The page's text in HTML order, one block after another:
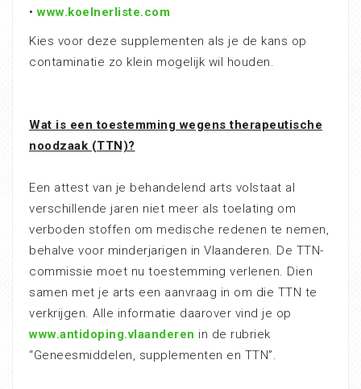
•www.koelnerliste.com
Kies voor deze supplementen als je de kans op
contaminatie zo klein mogelijk wil houden.
Wat is een toestemming wegens therapeutische
noodzaak (TTN)?
Een attest van je behandelend arts volstaat al
verschillende jaren niet meer als toelating om
verboden stoffen om medische redenen te nemen,
behalve voor minderjarigen in Vlaanderen. De TTN-
commissie moet nu toestemming verlenen. Dien
samen met je arts een aanvraag in om die TTN te
verkrijgen. Alle informatie daarover vind je op
www.antidoping.vlaanderen in de rubriek
“Geneesmiddelen, supplementen en TTN”.